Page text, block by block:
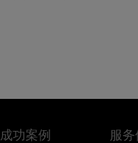
成功案例 服